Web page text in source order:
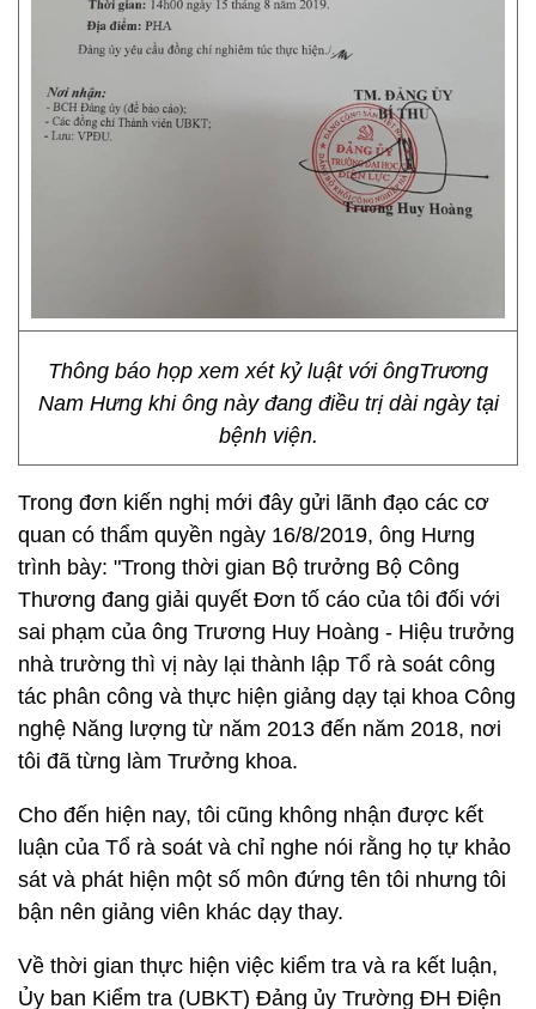
Thông báo họp xem xét kỷ luật với ôngTrương
Nam Hưng khi ông này đang điều trị dài ngày tại
bệnh viện.
Trong đơn kiến nghị mới đây gửi lãnh đạo các cơ
quan có thẩm quyền ngày 16/8/2019, ông Hưng
trình bày: "Trong thời gian Bộ trưởng Bộ Công
Thương đang giải quyết Đơn tố cáo của tôi đối với
sai phạm của ông Trương Huy Hoàng - Hiệu trưởng
nhà trường thì vị này lại thành lập Tổ rà soát công
tác phân công và thực hiện giảng dạy tại khoa Công
nghệ Năng lượng từ năm 2013 đến năm 2018, nơi
tôi đã từng làm Trưởng khoa.
Cho đến hiện nay, tôi cũng không nhận được kết
luận của Tổ rà soát và chỉ nghe nói rằng họ tự khảo
sát và phát hiện một số môn đứng tên tôi nhưng tôi
bận nên giảng viên khác dạy thay.
Về thời gian thực hiện việc kiểm tra và ra kết luận,
Ủy ban Kiểm tra (UBKT) Đảng ủy Trường ĐH Điện